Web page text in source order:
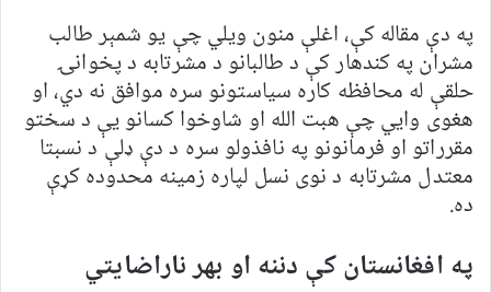
په دې مقاله کې، اغلې منون ویلي چې یو شمېر طالب
مشران په کندهار کې د طالبانو د مشرتابه د پخوانۍ
حلقې له محافظه کاره سیاستونو سره موافق نه دي، او
هغوی وايي چې هبت الله او شاوخوا کسانو یې د سختو
مقرراتو او فرمانونو په نافذولو سره د دې ډلې د نسبتا
معتدل مشرتابه د نوی نسل لپاره زمینه محدوده کړې
ده.
په افغانستان کې دننه او بهر ناراضایتي